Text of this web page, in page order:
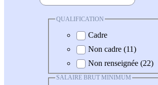
QUALIFICATION
Cadre
Non cadre (11)
Non renseignée (22)
SALAIRE BRUT MINIMUM